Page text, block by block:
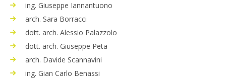
ing. Giuseppe Iannantuono
arch. Sara Borracci
dott. arch. Alessio Palazzolo
dott. arch. Giuseppe Peta
arch. Davide Scannavini
ing. Gian Carlo Benassi